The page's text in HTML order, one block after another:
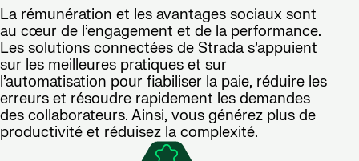
La rémunération et les avantages sociaux sont
au cœur de l’engagement et de la performance.
Les solutions connectées de Strada s’appuient
sur les meilleures pratiques et sur
l’automatisation pour fiabiliser la paie, réduire les
erreurs et résoudre rapidement les demandes
des collaborateurs. Ainsi, vous générez plus de
productivité et réduisez la complexité.